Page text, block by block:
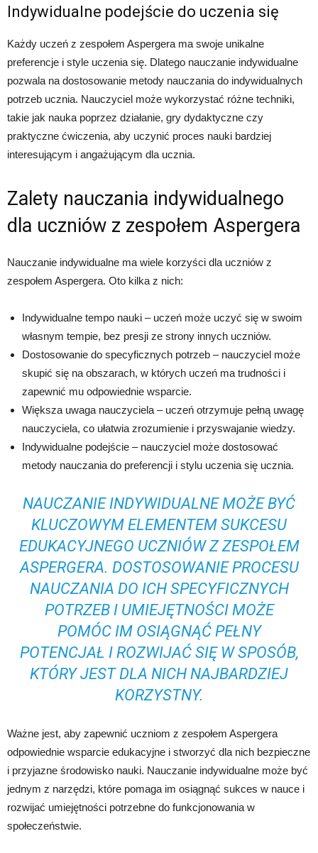
Indywidualne podejście do uczenia się
Każdy uczeń z zespołem Aspergera ma swoje unikalne
preferencje i style uczenia się. Dlatego nauczanie indywidualne
pozwala na dostosowanie metody nauczania do indywidualnych
potrzeb ucznia. Nauczyciel może wykorzystać różne techniki,
takie jak nauka poprzez działanie, gry dydaktyczne czy
praktyczne ćwiczenia, aby uczynić proces nauki bardziej
interesującym i angażującym dla ucznia.
Zalety nauczania indywidualnego
dla uczniów z zespołem Aspergera
Nauczanie indywidualne ma wiele korzyści dla uczniów z
zespołem Aspergera. Oto kilka z nich:
Indywidualne tempo nauki – uczeń może uczyć się w swoim
własnym tempie, bez presji ze strony innych uczniów.
Dostosowanie do specyficznych potrzeb – nauczyciel może
skupić się na obszarach, w których uczeń ma trudności i
zapewnić mu odpowiednie wsparcie.
Większa uwaga nauczyciela – uczeń otrzymuje pełną uwagę
nauczyciela, co ułatwia zrozumienie i przyswajanie wiedzy.
Indywidualne podejście – nauczyciel może dostosować
metody nauczania do preferencji i stylu uczenia się ucznia.
NAUCZANIE INDYWIDUALNE MOŻE BYĆ
KLUCZOWYM ELEMENTEM SUKCESU
EDUKACYJNEGO UCZNIÓW Z ZESPOŁEM
ASPERGERA. DOSTOSOWANIE PROCESU
NAUCZANIA DO ICH SPECYFICZNYCH
POTRZEB I UMIEJĘTNOŚCI MOŻE
POMÓC IM OSIĄGNĄĆ PEŁNY
POTENCJAŁ I ROZWIJAĆ SIĘ W SPOSÓB,
KTÓRY JEST DLA NICH NAJBARDZIEJ
KORZYSTNY.
Ważne jest, aby zapewnić uczniom z zespołem Aspergera
odpowiednie wsparcie edukacyjne i stworzyć dla nich bezpieczne
i przyjazne środowisko nauki. Nauczanie indywidualne może być
jednym z narzędzi, które pomaga im osiągnąć sukces w nauce i
rozwijać umiejętności potrzebne do funkcjonowania w
społeczeństwie.